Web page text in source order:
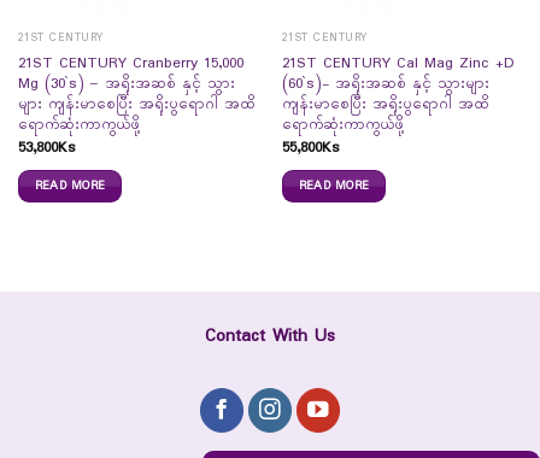
21ST CENTURY
21ST CENTURY Cranberry 15,000
Mg (30`s) – အရိုးအဆစ် နှင့် သွား
များ ကျန်းမာစေပြီး အရိုးပွရောဂါ အထိ
ရောက်ဆုံးကာကွယ်ဖို့
53,800Ks
READ MORE
21ST CENTURY
21ST CENTURY Cal Mag Zinc +D
(60`s)- အရိုးအဆစ် နှင့် သွားများ
ကျန်းမာစေပြီး အရိုးပွရောဂါ အထိ
ရောက်ဆုံးကာကွယ်ဖို့
55,800Ks
READ MORE
Contact With Us